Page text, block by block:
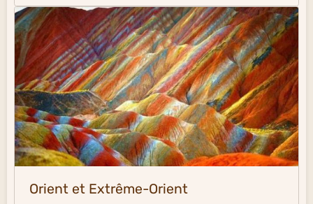
Orient et Extrême-Orient